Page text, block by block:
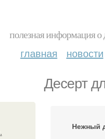
полезная информация о
главная новости
Десерт
Нежный